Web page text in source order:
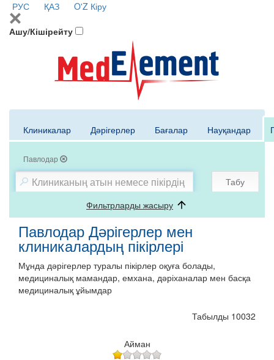
РУС ҚАЗ O'Z Кіру
Ашу/Кішірейту
Клиникалар Дәрігерлер Бағалар Науқандар
Павлодар
Табу
Фильтрларды жасыру
Павлодар Дәрігерлер мен
клиникалардың пікірлері
Мұнда дәрігерлер туралы пікірлер оқуға болады,
медициналық мамандар, емхана, дәріханалар мен басқа
медициналық ұйымдар
Табылды 10032
Айман